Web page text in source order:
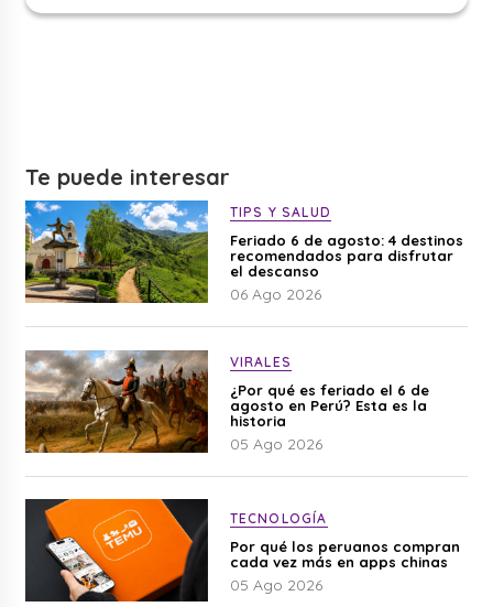
Te puede interesar
TIPS Y SALUD
Feriado 6 de agosto: 4 destinos
recomendados para disfrutar
el descanso
06 Ago 2026
VIRALES
¿Por qué es feriado el 6 de
agosto en Perú? Esta es la
historia
05 Ago 2026
TECNOLOGÍA
Por qué los peruanos compran
cada vez más en apps chinas
05 Ago 2026